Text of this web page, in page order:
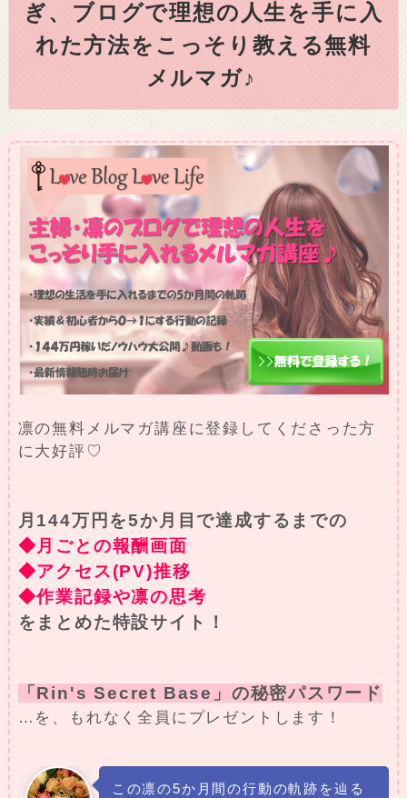
ぎ、ブログで理想の人生を手に入
れた方法をこっそり教える無料
メルマガ♪
凛の無料メルマガ講座に登録してくださった方
に大好評♡
月144万円を5か月目で達成するまでの
◆月ごとの報酬画面
◆アクセス(PV)推移
◆作業記録や凛の思考
をまとめた特設サイト！
「Rin's Secret Base」の秘密パスワード
…を、もれなく全員にプレゼントします！
この凛の5か月間の行動の軌跡を辿る